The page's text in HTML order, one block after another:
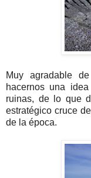
Muy agradable
hacernos una
ruinas, de lo que
estratégico cruce
de la época.